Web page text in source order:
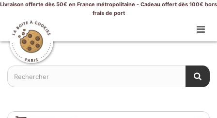
Livraison offerte dès 50€ en France métropolitaine - Cadeau offert dès 100€ hors
frais de port